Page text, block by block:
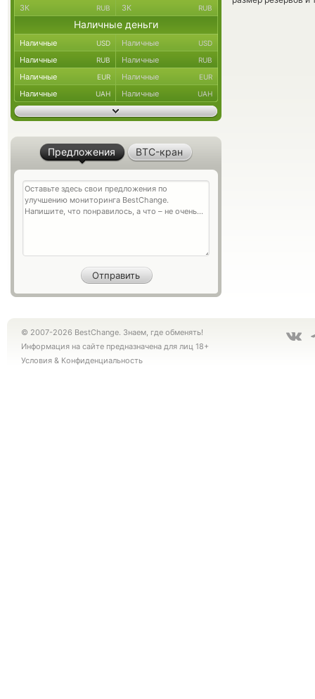
ЗК RUB ЗК RUB
Наличные деньги
Наличные USD Наличные USD
Наличные RUB Наличные RUB
Наличные EUR Наличные EUR
Наличные UAH Наличные UAH
Предложения BTC-кран
© 2007-2026 BestChange. Знаем, где обменять!
Информация на сайте предназначена для лиц 18+
Условия & Конфиденциальность